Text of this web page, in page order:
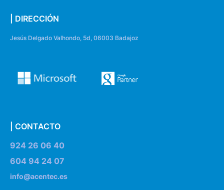
| DIRECCIÓN
Jesús Delgado Valhondo, 5d, 06003 Badajoz
| CONTACTO
924 26 06 40
604 94 24 07
info@acentec.es